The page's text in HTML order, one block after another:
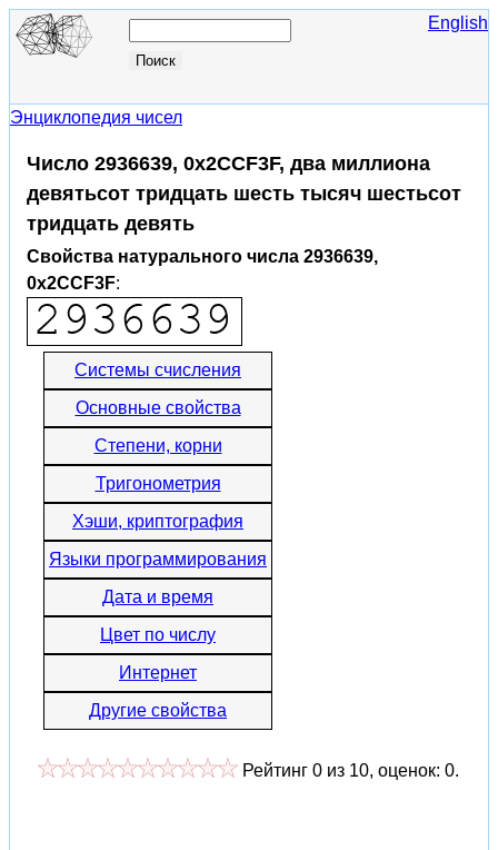
English
Энциклопедия чисел
Число 2936639, 0x2CCF3F, два миллиона
девятьсот тридцать шесть тысяч шестьсот
тридцать девять
Свойства натурального числа 2936639,
0x2CCF3F:
Системы счисления
Основные свойства
Степени, корни
Тригонометрия
Хэши, криптография
Языки программирования
Дата и время
Цвет по числу
Интернет
Другие свойства
Рейтинг 0 из 10, оценок: 0.